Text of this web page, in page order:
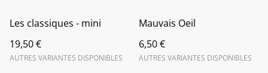
Les classiques - mini
19,50 €
AUTRES VARIANTES DISPONIBLES
Mauvais Oeil
6,50 €
AUTRES VARIANTES DISPONIBLES